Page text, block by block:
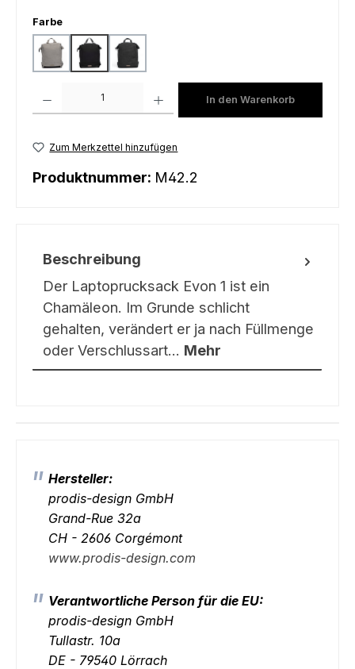
Farbeauswählen
grey black charcoal
In den Warenkorb
Zum Merkzettel hinzufügen
Produktnummer: M42.2
Beschreibung
Der Laptoprucksack Evon 1 ist ein
Chamäleon. Im Grunde schlicht
gehalten, verändert er ja nach Füllmenge
oder Verschlussart… Mehr
Hersteller:
prodis-design GmbH
Grand-Rue 32a
CH - 2606 Corgémont
www.prodis-design.com
Verantwortliche Person für die EU:
prodis-design GmbH
Tullastr. 10a
DE - 79540 Lörrach